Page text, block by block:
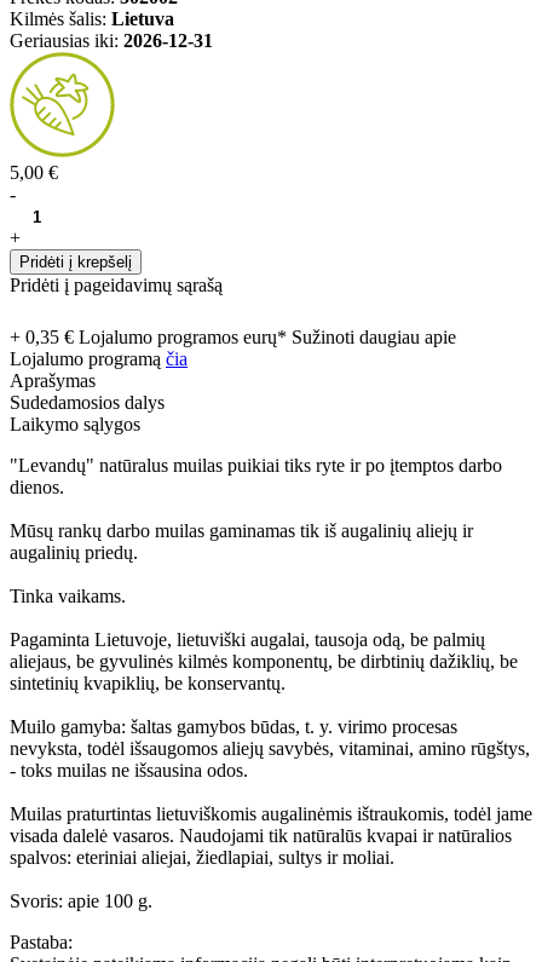
Kilmės šalis: Lietuva
Geriausias iki: 2026-12-31
5,00 €
-
+
Pridėti į krepšelį
Pridėti į pageidavimų sąrašą
+ 0,35 € Lojalumo programos eurų* Sužinoti daugiau apie
Lojalumo programą čia
Aprašymas
Sudedamosios dalys
Laikymo sąlygos
"Levandų" natūralus muilas puikiai tiks ryte ir po įtemptos darbo
dienos.
Mūsų rankų darbo muilas gaminamas tik iš augalinių aliejų ir
augalinių priedų.
Tinka vaikams.
Pagaminta Lietuvoje, lietuviški augalai, tausoja odą, be palmių
aliejaus, be gyvulinės kilmės komponentų, be dirbtinių dažiklių, be
sintetinių kvapiklių, be konservantų.
Muilo gamyba: šaltas gamybos būdas, t. y. virimo procesas
nevyksta, todėl išsaugomos aliejų savybės, vitaminai, amino rūgštys,
- toks muilas ne išsausina odos.
Muilas praturtintas lietuviškomis augalinėmis ištraukomis, todėl jame
visada dalelė vasaros. Naudojami tik natūralūs kvapai ir natūralios
spalvos: eteriniai aliejai, žiedlapiai, sultys ir moliai.
Svoris: apie 100 g.
Pastaba: